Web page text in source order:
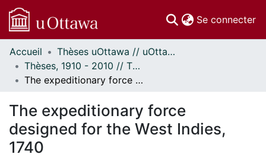
Se connecter
Communautés
et collections
Parcourir
À propos
Accueil
Thèses uOttawa // uOttawa Theses
Thèses, 1910 - 2010 // Theses, 1910 - 2010
The expeditionary force designed for the West Indies, 1740
The expeditionary force
designed for the West Indies,
1740